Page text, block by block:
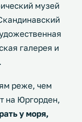
музей
галерея и
реже, чем
на Юргорден,
у моря,